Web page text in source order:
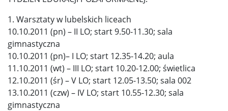
1. Warsztaty w lubelskich liceach
10.10.2011 (pn) – II LO; start 9.50-11.30; sala
gimnastyczna
10.10.2011 (pn)– I LO; start 12.35-14.20; aula
11.10.2011 (wt) – III LO; start 10.20-12.00; świetlica
12.10.2011 (śr) – V LO; start 12.05-13.50; sala 002
13.10.2011 (czw) – IV LO; start 10.55-12.30; sala
gimnastyczna